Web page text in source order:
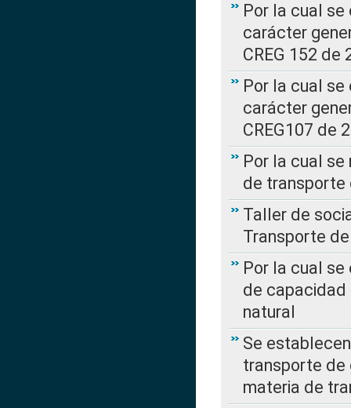
Por la cual
carácter
CREG 152 de
Por la cual
carácter
CREG107 de
Por la cual
de transporte
Taller de
Transporte
Por la cual
de capacidad
natural
Se
transporte de
materia de